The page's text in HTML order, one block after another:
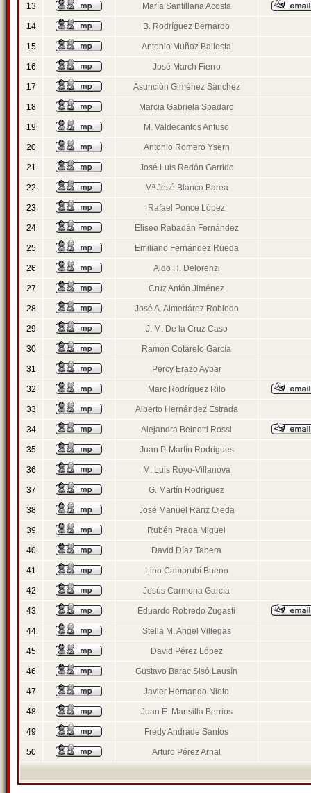
13 María Santillana Acosta
14 B. Rodríguez Bernardo
15 Antonio Muñoz Ballesta
16 José March Fierro
17 Asunción Giménez Sánchez
18 Marcia Gabriela Spadaro
19 M. Valdecantos Anfuso
20 Antonio Romero Ysern
21 José Luis Redón Garrido
22 Mª José Blanco Barea
23 Rafael Ponce López
24 Eliseo Rabadán Fernández
25 Emiliano Fernández Rueda
26 Aldo H. Delorenzi
27 Cruz Antón Jiménez
28 José A. Almedárez Robledo
29 J. M. De la Cruz Caso
30 Ramón Cotarelo García
31 Percy Erazo Aybar
32 Marc Rodríguez Rilo
33 Alberto Hernández Estrada
34 Alejandra Beinotti Rossi
35 Juan P. Martín Rodrigues
36 M. Luis Royo-Villanova
37 G. Martín Rodríguez
38 José Manuel Ranz Ojeda
39 Rubén Prada Miguel
40 David Díaz Tabera
41 Lino Camprubí Bueno
42 Jesús Carmona García
43 Eduardo Robredo Zugasti
44 Stella M. Angel Villegas
45 David Pérez López
46 Gustavo Barac Sisó Lausín
47 Javier Hernando Nieto
48 Juan E. Mansilla Berrios
49 Fredy Andrade Santos
50 Arturo Pérez Arnal